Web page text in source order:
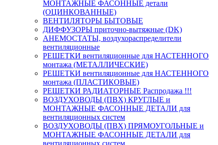
МОНТАЖНЫЕ ФАСОННЫЕ детали
(ОЦИНКОВАННЫЕ)
ВЕНТИЛЯТОРЫ БЫТОВЫЕ
ДИФФУЗОРЫ приточно-вытяжные (DK)
АНЕМОСТАТЫ, воздухораспределители
вентиляционные
РЕШЕТКИ вентиляционные для НАСТЕННОГО
монтажа (МЕТАЛЛИЧЕСКИЕ)
РЕШЕТКИ вентиляционные для НАСТЕННОГО
монтажа (ПЛАСТИКОВЫЕ)
РЕШЕТКИ РАДИАТОРНЫЕ Распродажа !!!
ВОЗДУХОВОДЫ (ПВХ) КРУГЛЫЕ и
МОНТАЖНЫЕ ФАСОННЫЕ ДЕТАЛИ для
вентиляционных систем
ВОЗДУХОВОДЫ (ПВХ) ПРЯМОУГОЛЬНЫЕ и
МОНТАЖНЫЕ ФАСОННЫЕ ДЕТАЛИ для
вентиляционных систем